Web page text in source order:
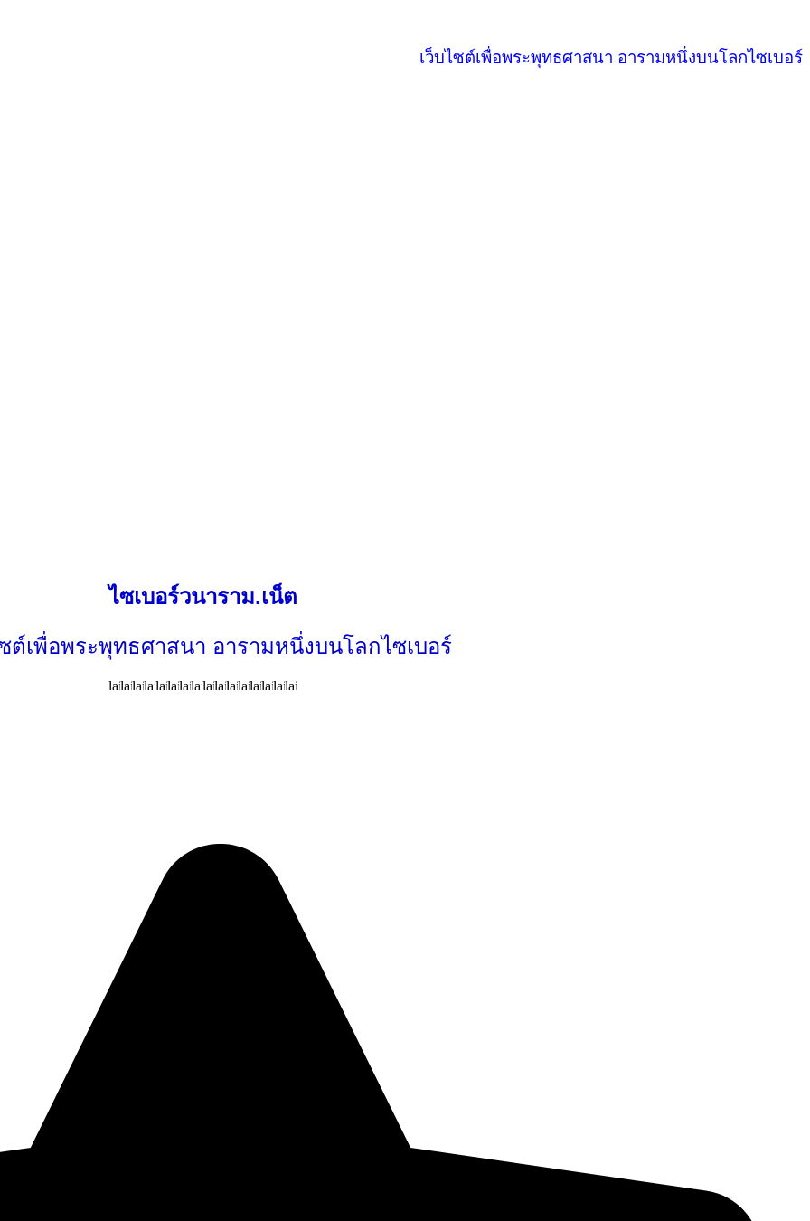
เว็บไซต์เพื่อพระพุทธศาสนา อารามหนึ่งบนโลกไซเบอร์
ไซเบอร์วนาราม.เน็ต
ซต์เพื่อพระพุทธศาสนา อารามหนึ่งบนโลกไซเบอร์